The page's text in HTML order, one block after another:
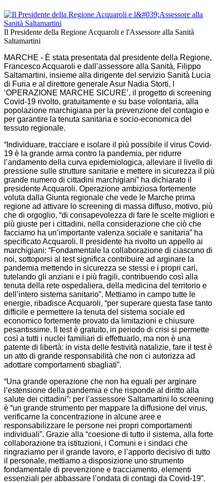
Il Presidente della Regione Acquaroli e l'Assessore alla Sanità
Saltamartini
MARCHE - È stata presentata dal presidente della Regione,
Francesco Acquaroli e dall’assessore alla Sanità, Filippo
Saltamartini, insieme alla dirigente del servizio Sanità Lucia
di Furia e al direttore generale Asur Nadia Storti, l
‘OPERAZIONE MARCHE SICURE’, il progetto di screening
Covid-19 rivolto, gratuitamente e su base volontaria, alla
popolazione marchigiana per la prevenzione del contagio e
per garantire la tenuta sanitaria e socio-economica del
tessuto regionale.
“Individuare, tracciare e isolare il più possibile il virus Covid-
19 è la grande arma contro la pandemia, per ridurre
l’andamento della curva epidemiologica, alleviare il livello di
pressione sulle strutture sanitarie e mettere in sicurezza il più
grande numero di cittadini marchigiani” ha dichiarato il
presidente Acquaroli. Operazione ambiziosa fortemente
voluta dalla Giunta regionale che vede le Marche prima
regione ad attivare lo screening di massa diffuso, motivo, più
che di orgoglio, “di consapevolezza di fare le scelte migliori e
più giuste per i cittadini, nella considerazione che ciò che
facciamo ha un’importante valenza sociale e sanitaria” ha
specificato Acquaroli. Il presidente ha rivolto un appello ai
marchigiani: “Fondamentale la collaborazione di ciascuno di
noi, sottoporsi al test significa contribuire ad arginare la
pandemia mettendo in sicurezza se stessi e i propri cari,
tutelando gli anziani e i più fragili, contribuendo così alla
tenuta della rete ospedaliera, della medicina del territorio e
dell’intero sistema sanitario”. Mettiamo in campo tutte le
energie, ribadisce Acquaroli, “per superare questa fase tanto
difficile e permettere la tenuta del sistema sociale ed
economico fortemente provato da limitazioni e chiusure
pesantissime. Il test è gratuito, in periodo di crisi si permette
così a tutti i nuclei familiari di effettuarlo, ma non è una
patente di libertà: in vista delle festività natalizie, fare il test è
un atto di grande responsabilità che non ci autorizza ad
adottare comportamenti sbagliati”.
“Una grande operazione che non ha eguali per arginare
l’estensione della pandemia e che risponde al diritto alla
salute dei cittadini”: per l’assessore Saltamartini lo screening
è “un grande strumento per mappare la diffusione del virus,
verificarne la concentrazione in alcune aree e
responsabilizzare le persone nei propri comportamenti
individuali”. Grazie alla “coesione di tutto il sistema, alla forte
collaborazione tra istituzioni, i Comuni e i sindaci che
ringraziamo per il grande lavoro, e l’apporto decisivo di tutto
il personale, mettiamo a disposizione uno strumento
fondamentale di prevenzione e tracciamento, elementi
essenziali per abbassare l’ondata di contagi da Covid-19”.